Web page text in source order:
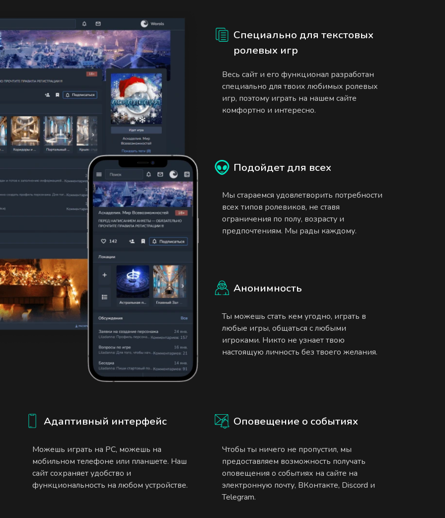
Специально для текстовых
ролевых игр
Весь сайт и его функционал разработан
специально для твоих любимых ролевых
игр, поэтому играть на нашем сайте
комфортно и интересно.
Подойдет для всех
Мы стараемся удовлетворить потребности
всех типов ролевиков, не ставя
ограничения по полу, возрасту и
предпочтениям. Мы рады каждому.
Анонимность
Ты можешь стать кем угодно, играть в
любые игры, общаться с любыми
игроками. Никто не узнает твою
настоящую личность без твоего желания.
Адаптивный интерфейс
Можешь играть на PC, можешь на
мобильном телефоне или планшете. Наш
сайт сохраняет удобство и
функциональность на любом устройстве.
Оповещение о событиях
Чтобы ты ничего не пропустил, мы
предоставляем возможность получать
оповещения о событиях на сайте на
электронную почту, ВКонтакте, Discord и
Telegram.